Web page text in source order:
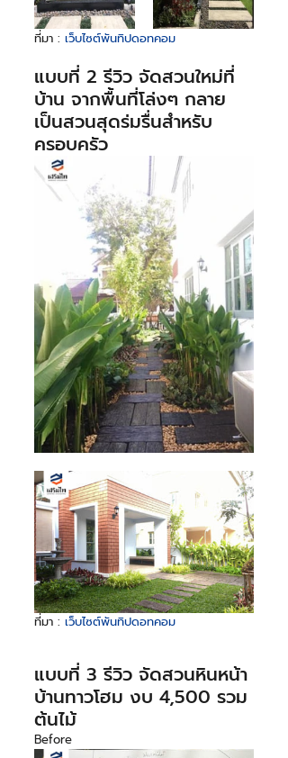
ที่มา : เว็บไซต์พันทิปดอทคอม
แบบที่ 2 รีวิว จัดสวนใหม่ที่
บ้าน จากพื้นที่โล่งๆ กลาย
เป็นสวนสุดร่มรื่นสำหรับ
ครอบครัว
ที่มา : เว็บไซต์พันทิปดอทคอม
แบบที่ 3 รีวิว จัดสวนหินหน้า
บ้านทาวโฮม งบ 4,500 รวม
ต้นไม้
Before